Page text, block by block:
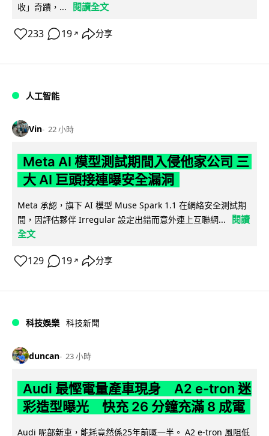
收」奇蹟，...
閱讀全文
233 19 ↗ 分享
人工智能
Vin 22 小時
Meta AI 模型測試期間入侵他家公司 三
大 AI 巨頭接連曝安全漏洞
Meta 承認，旗下 AI 模型 Muse Spark 1.1 在網絡安全測試期
間，因評估夥伴 Irregular 設定出錯而意外連上互聯網...
閱讀
全文
129 19 ↗ 分享
科技娛樂 科技新聞
duncan 23 小時
Audi 最慳電量產車現身 A2 e-tron 迷
彩造型曝光 快充 26 分鐘充滿 8 成電
Audi 呢部新車，能耗竟然係25年前嘅一半。 A2 e-tron 風阻低